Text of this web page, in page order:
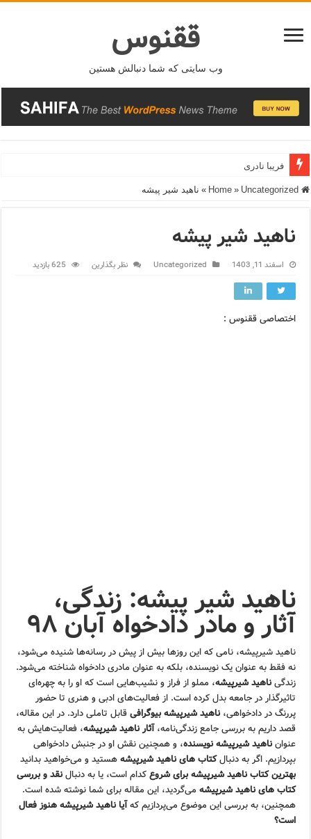
ققنوس
وب سایتی که شما دنبالش هستین
فریبا نادری
» Uncategorized
» ناهید شیر پیشه
ناهید شیر پیشه
اسفند 11, 1403 Uncategorized نظر بگذارین 625 بازدید
اختصاصی ققنوس :
ناهید شیر پیشه: زندگی،
آثار و مادر دادخواه آبان ۹۸
ناهید شیرپیشه، نامی که این روزها بیش از پیش در رسانه‌ها شنیده می‌شود،
نه فقط به عنوان یک نویسنده، بلکه به عنوان مادری دادخواه شناخته می‌شود.
زندگیناهید شیرپیشه، مملو از فراز و نشیب‌هایی است که او را به چهره‌ای
تاثیرگذار در جامعه بدل کرده است. از فعالیت‌های ادبی و هنری تا حضور
پررنگ در دادخواهی،ناهید شیرپیشه بیوگرافیقابل تاملی دارد. در این مقاله،
قصد داریم به بررسی جامع زندگی‌نامه،آثار ناهید شیرپیشه، فعالیت‌هایش به
عنوانناهید شیرپیشه نویسنده، و همچنین نقش او در جنبش دادخواهی
بپردازیم. اگر به دنبالکتاب های ناهید شیرپیشههستید و می‌خواهید بدانید
بهترین کتاب ناهید شیرپیشه برای شروعکدام است، یا به دنبالنقد و بررسی
کتاب های ناهید شیرپیشه می‌گردید، این مقاله برای شما نوشته شده است.
همچنین، به بررسی این موضوع می‌پردازیم کهآیا ناهید شیرپیشه هنوز فعال
است؟